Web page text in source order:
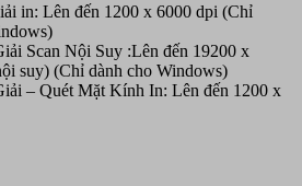
in: Lên đến 1200 x 6000 dpi (Chỉ
Scan Nội Suy :Lên đến 19200 x
suy) (Chỉ dành cho Windows)
– Quét Mặt Kính In: Lên đến 1200 x